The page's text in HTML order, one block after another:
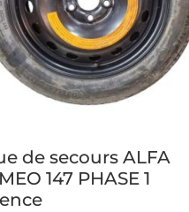
de secours ALFA
147 PHASE 1